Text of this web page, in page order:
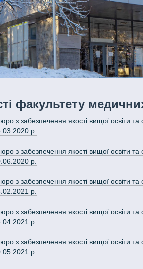
факультету медичних
з забезпечення якості вищої освіти та
р.
з забезпечення якості вищої освіти та
р.
з забезпечення якості вищої освіти та
р.
з забезпечення якості вищої освіти та
р.
з забезпечення якості вищої освіти та
р.